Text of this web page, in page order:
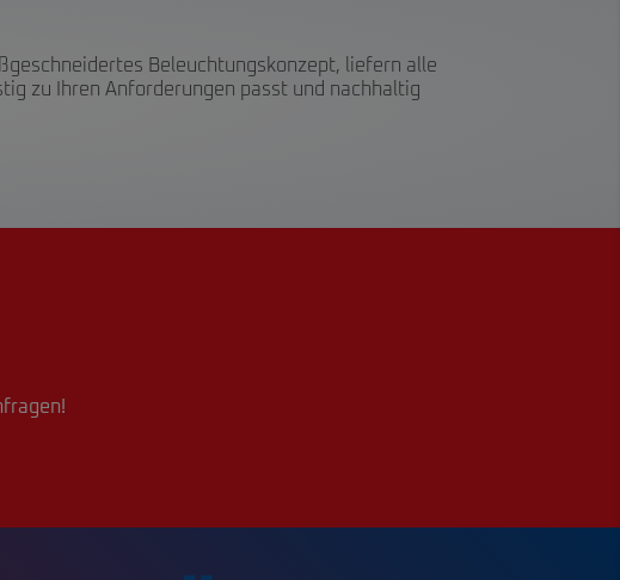
Beleuchtungskonzept, liefern alle
zu Ihren Anforderungen passt und nachhaltig